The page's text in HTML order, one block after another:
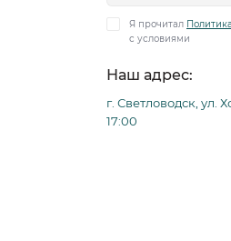
Я прочитал
с условиями
Наш адрес:
г. Светловодск, ул.
17:00